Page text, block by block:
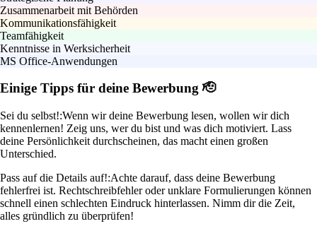
Zusammenarbeit mit Behörden
Kommunikationsfähigkeit
Teamfähigkeit
Kenntnisse in Werksicherheit
MS Office-Anwendungen
Einige Tipps für deine Bewerbung 🫡
Sei du selbst!:Wenn wir deine Bewerbung lesen, wollen wir dich
kennenlernen! Zeig uns, wer du bist und was dich motiviert. Lass
deine Persönlichkeit durchscheinen, das macht einen großen
Unterschied.
Pass auf die Details auf!:Achte darauf, dass deine Bewerbung
fehlerfrei ist. Rechtschreibfehler oder unklare Formulierungen können
schnell einen schlechten Eindruck hinterlassen. Nimm dir die Zeit,
alles gründlich zu überprüfen!